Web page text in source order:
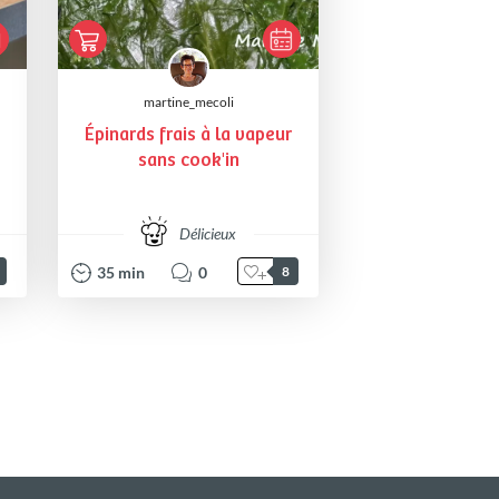
martine_mecoli
Épinards frais à la vapeur
sans cook'in
Délicieux
35 min 0 8